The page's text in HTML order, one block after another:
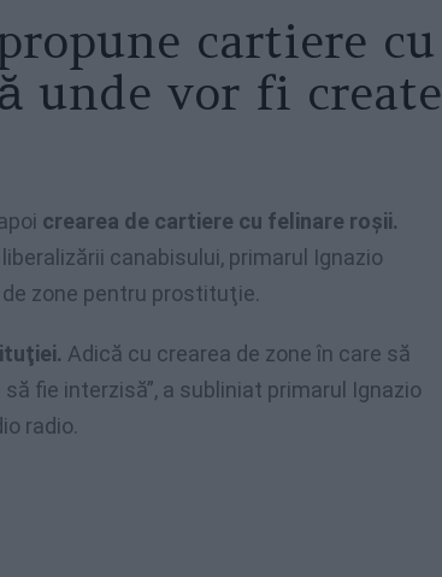
cartiere cu
unde vor fi create
crearea de cartiere cu felinare roşii.
canabisului, primarul Ignazio
zone pentru prostituţie.
Adică cu crearea de zone în care să
fie interzisă”, a subliniat primarul Ignazio
radio.